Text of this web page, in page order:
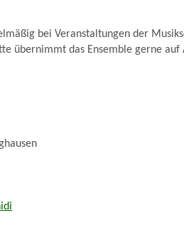
bei Veranstaltungen der
übernimmt das Ensemble gerne auf